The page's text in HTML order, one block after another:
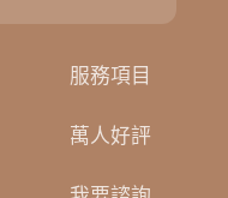
服務項目
萬人好評